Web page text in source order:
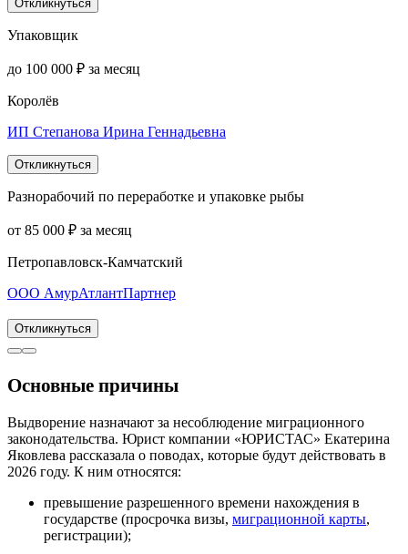
Откликнуться
Упаковщик
до 100 000 ₽ за месяц
Королёв
ИП Степанова Ирина Геннадьевна
Откликнуться
Разнорабочий по переработке и упаковке рыбы
от 85 000 ₽ за месяц
Петропавловск-Камчатский
ООО АмурАтлантПартнер
Откликнуться
Основные причины
Выдворение назначают за несоблюдение миграционного
законодательства. Юрист компании «ЮРИСТАС» Екатерина
Яковлева рассказала о поводах, которые будут действовать в
2026 году. К ним относятся:
превышение разрешенного времени нахождения в
государстве (просрочка визы, миграционной карты,
регистрации);